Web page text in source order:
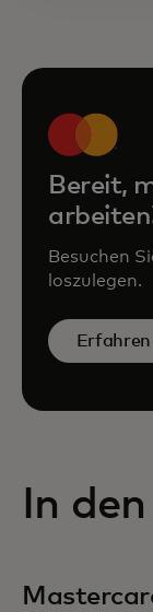
Bereit,
Besuchen
loszulegen.
In